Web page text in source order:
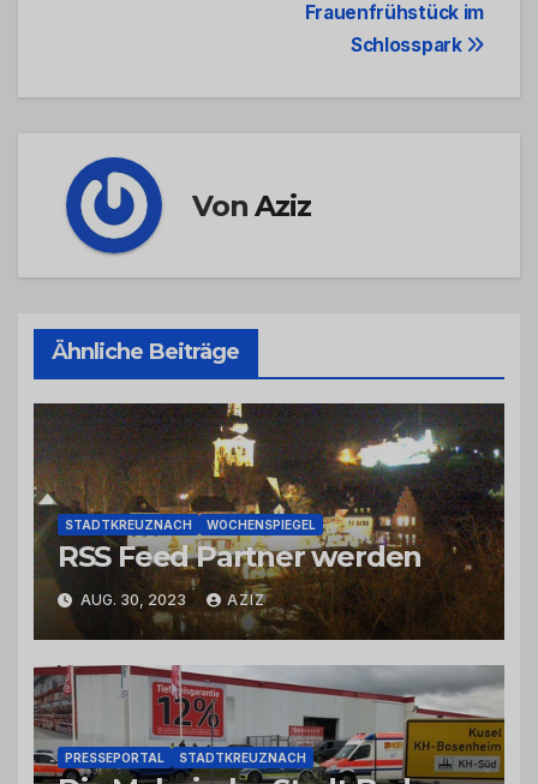
Frauenfrühstück im
Schlosspark
VonAziz
Ähnliche Beiträge
STADTKREUZNACH WOCHENSPIEGEL
RSS Feed Partner werden
AUG. 30, 2023 AZIZ
PRESSEPORTAL STADTKREUZNACH